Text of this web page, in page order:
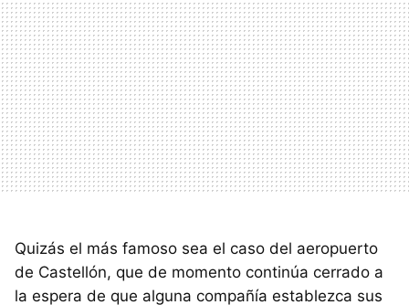
Quizás el más famoso sea el caso del aeropuerto
de Castellón, que de momento continúa cerrado a
la espera de que alguna compañía establezca sus